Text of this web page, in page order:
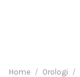
Home / Orologi /